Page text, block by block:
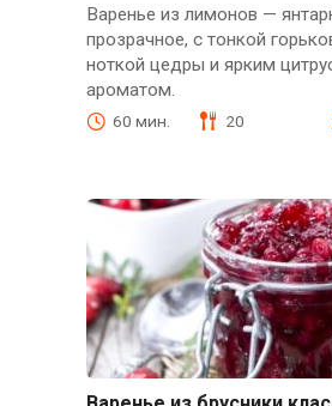
Варенье из лимонов —
прозрачное, с тонкой
ноткой цедры и ярким
ароматом.
60 мин. 20